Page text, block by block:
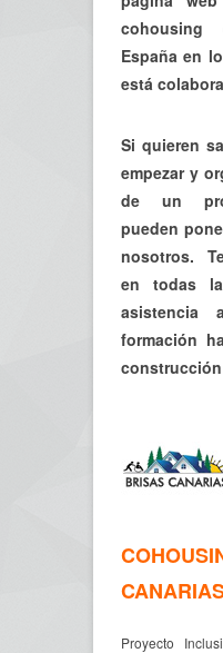
España en
está
Si quieren
empezar y
de un
pueden
nosotros.
en todas
formación
Proyecto